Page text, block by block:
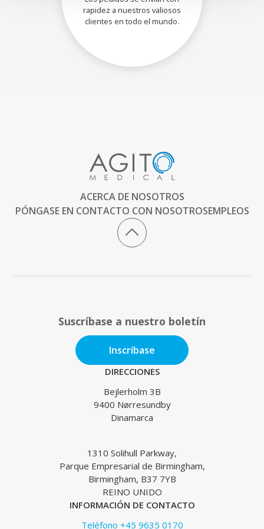
rapidez a nuestros valiosos
clientes en todo el mundo.
ACERCA DE NOSOTROS
PÓNGASE EN CONTACTO CON NOSOTROSEMPLEOS
Suscríbase a nuestro boletín
Inscríbase
DIRECCIONES
Bejlerholm 3B
9400 Nørresundby
Dinamarca
1310 Solihull Parkway,
Parque Empresarial de Birmingham,
Birmingham, B37 7YB
REINO UNIDO
INFORMACIÓN DE CONTACTO
Teléfono +45 9635 0170